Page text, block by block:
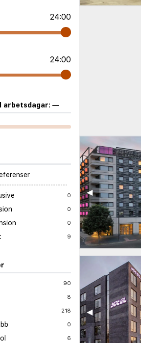
24:00
24:00
arbetsdagar: —
0
0
0
9
90
8
218
0
6
◀︎
◀︎